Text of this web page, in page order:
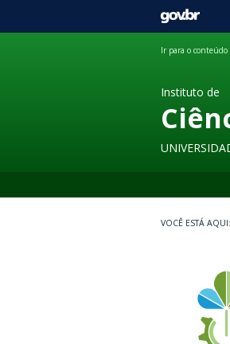
GOVBR
Ir para o conteúdo
Instituto de